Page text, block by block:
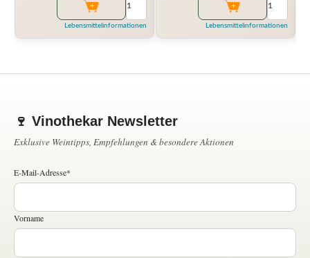
Lebensmittelinformationen Lebensmittelinformationen
🍷 Vinothekar Newsletter
Exklusive Weintipps, Empfehlungen & besondere Aktionen
E-Mail-Adresse*
Vorname